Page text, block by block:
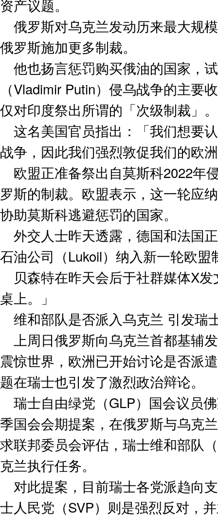
资产议题。
俄罗斯对乌克兰发动历来最大规
俄罗斯施加更多制裁。
他也扬言惩罚购买俄油的国家，
（Vladimir Putin）侵乌战争的主要
仅对印度祭出所谓的「次级制裁」。
这名美国官员指出：「我们想要
战争，因此我们强烈敦促我们的欧
欧盟正准备祭出自莫斯科2022年
罗斯的制裁。欧盟表示，这一轮应
协助莫斯科逃避惩罚的国家。
外交人士昨天透露，德国和法国
石油公司（Lukoil）纳入新一轮欧盟
贝森特在昨天会后于社群媒体X
桌上。」
维和部队是否派入乌克兰 引发瑞
上周日俄罗斯向乌克兰首都基辅
震惊世界，欧洲已开始讨论是否派
题在瑞士也引发了激烈政治辩论。
瑞士自由绿党（GLP）国会议员
季国会会期提案，在俄罗斯与乌克
求联邦委员会评估，瑞士维和部队
克兰执行任务。
对此提案，目前瑞士各党派趋向
士人民党（SVP）则是强烈反对，